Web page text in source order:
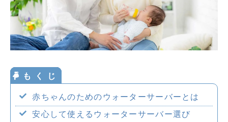
妊娠・育児のお水 0120-032
おみず
-114
いいよ
企業情報
赤ちゃんのためのウォーターサーバーとは
安心して使えるウォーターサーバー選び